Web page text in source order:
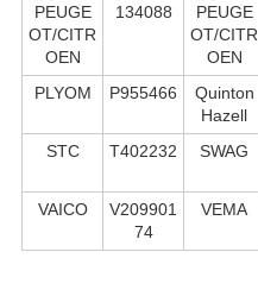
PEUGE
OT/CITR
OEN
134088
PEUGE
OT/CITR
OEN
PLYOM P955466
Quinton
Hazell
STC T402232 SWAG
VAICO
V209901
74
VEMA